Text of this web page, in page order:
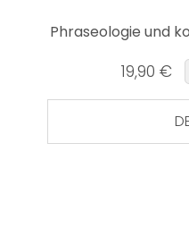
Phraseologie und
19,90 €